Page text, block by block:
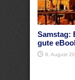
Samstag:
gute
8. August